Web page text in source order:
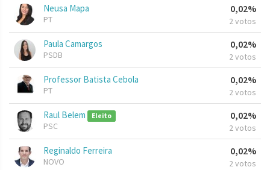
Neusa Mapa
PT
0,02%
2 votos
Paula Camargos
PSDB
0,02%
2 votos
Professor Batista Cebola
PT
0,02%
2 votos
Raul Belem Eleito
PSC
0,02%
2 votos
Reginaldo Ferreira
NOVO
0,02%
2 votos